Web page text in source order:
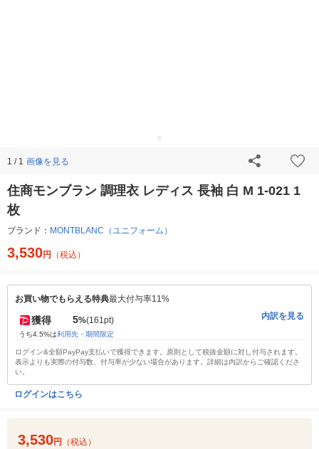
1 / 1 画像を見る
住商モンブラン 調理衣 レディス 長袖 白 M 1-021 1
枚
ブランド： MONTBLANC（ユニフォーム）
3,530円 （税込）
お買い物でもらえる特典最大付与率11%
獲得 5%(161pt)
うち4.5%は利用先・期間限定
内訳を見る
ログイン&全額PayPay支払いで獲得できます。原則として税抜金額に対し付与されます。
表示よりも実際の付与数、付与率が少ない場合があります。詳細は内訳からご確認くださ
い。
ログインはこちら
3,530円 （税込）